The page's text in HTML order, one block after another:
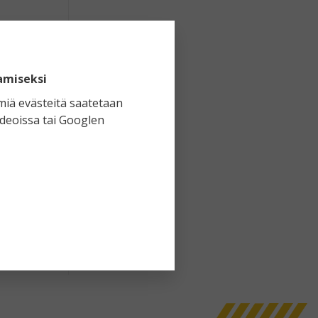
evästeitä saatetaan
tai Googlen